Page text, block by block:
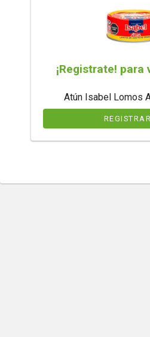
¡Registrate! para
Atún Isabel Lomos